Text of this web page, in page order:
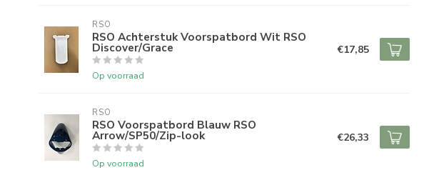
RSO
RSO Achterstuk Voorspatbord Wit RSO
Discover/Grace
Op voorraad
€17,85
RSO
RSO Voorspatbord Blauw RSO
Arrow/SP50/Zip-look
Op voorraad
€26,33